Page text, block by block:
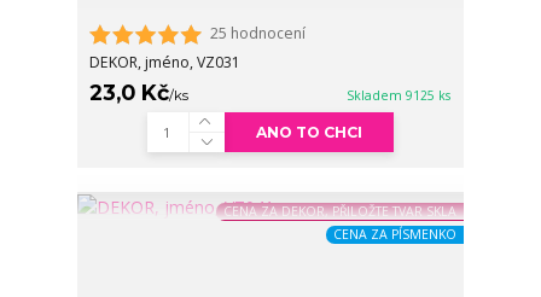
25 hodnocení
DEKOR, jméno, VZ031
23,0 Kč/ks Skladem 9125 ks
ANO TO CHCI
CENA ZA DEKOR, PŘILOŽTE TVAR SKLA
CENA ZA PÍSMENKO